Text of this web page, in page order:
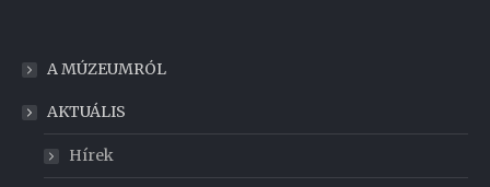
A MÚZEUMRÓL
AKTUÁLIS
Hírek